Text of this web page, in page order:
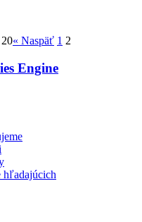
« Naspäť 1 2
Engine
hľadajúcich